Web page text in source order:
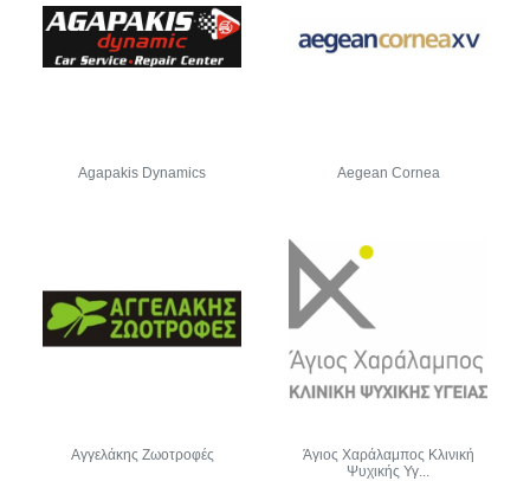
Agapakis Dynamics Aegean Cornea
Αγγελάκης Ζωοτροφές
Άγιος Χαράλαμπος Κλινική
Ψυχικής Υγ...